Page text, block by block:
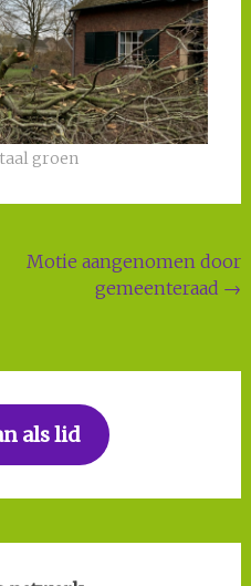
groen
Motie aangenomen door
gemeenteraad →
als lid